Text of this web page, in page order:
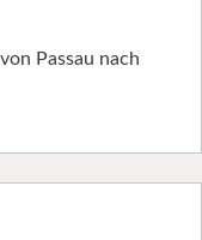
Passau nach